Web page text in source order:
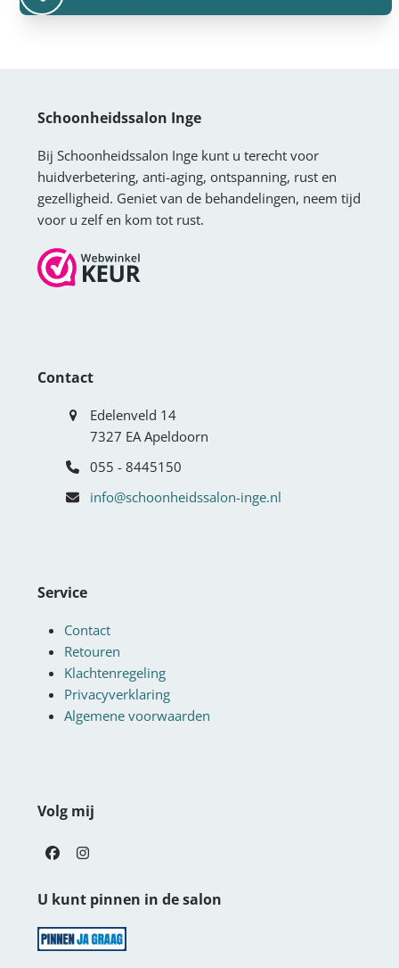
Schoonheidssalon Inge
Bij Schoonheidssalon Inge kunt u terecht voor
huidverbetering, anti-aging, ontspanning, rust en
gezelligheid. Geniet van de behandelingen, neem tijd
voor u zelf en kom tot rust.
Contact
Edelenveld 14
7327 EA Apeldoorn
055 - 8445150
info@schoonheidssalon-inge.nl
Service
Contact
Retouren
Klachtenregeling
Privacyverklaring
Algemene voorwaarden
Volg mij
FacebookInstagram
U kunt pinnen in de salon